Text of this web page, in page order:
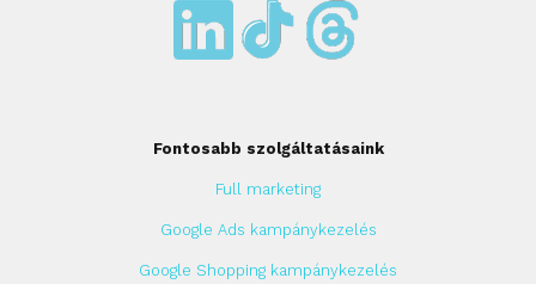
Fontosabb szolgáltatásaink
Full marketing
Google Ads kampánykezelés
Google Shopping kampánykezelés